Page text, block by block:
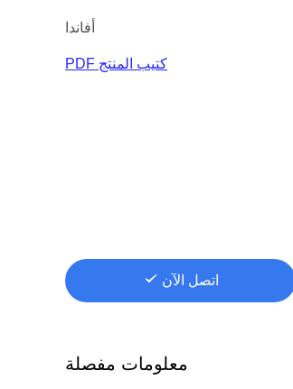
أفاندا
كتيب المنتج PDF
اتصل الآن
معلومات مفصلة